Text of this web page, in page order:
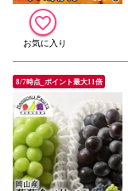
8/7時点_ポイント最大11倍